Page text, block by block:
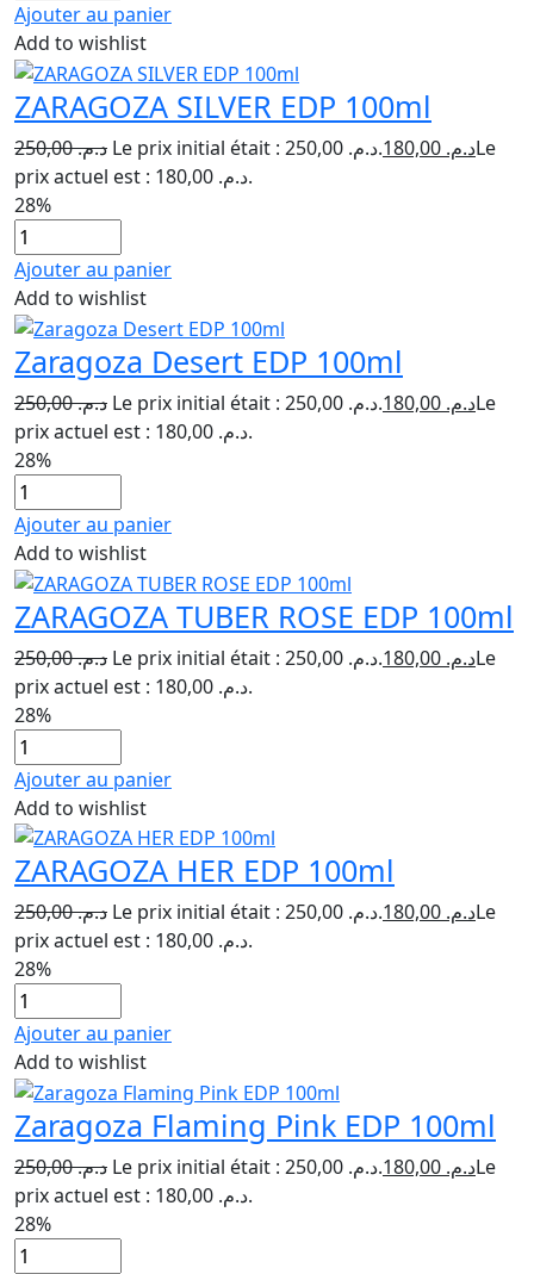
Ajouter au panier
Add to wishlist
ZARAGOZA SILVER EDP 100ml
د.م.250,00 Le prix initial était : د.م. 250,00. د.م.Le
prix actuel est : د.م. 180,00.
28%
Ajouter au panier
Add to wishlist
Zaragoza Desert EDP 100ml
د.م.250,00 Le prix initial était : د.م. 250,00. د.م.Le
prix actuel est : د.م. 180,00.
28%
Ajouter au panier
Add to wishlist
ZARAGOZA TUBER ROSE EDP 100ml
د.م.250,00 Le prix initial était : د.م. 250,00. د.م.Le
prix actuel est : د.م. 180,00.
28%
Ajouter au panier
Add to wishlist
ZARAGOZA HER EDP 100ml
د.م.250,00 Le prix initial était : د.م. 250,00. د.م.Le
prix actuel est : د.م. 180,00.
28%
Ajouter au panier
Add to wishlist
Zaragoza Flaming Pink EDP 100ml
د.م.250,00 Le prix initial était : د.م. 250,00. د.م.Le
prix actuel est : د.م. 180,00.
28%